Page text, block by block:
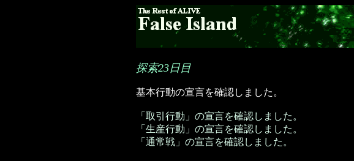
探索23日目
基本行動の宣言を確認しました。
「取引行動」の宣言を確認しました。
「生産行動」の宣言を確認しました。
「通常戦」の宣言を確認しました。